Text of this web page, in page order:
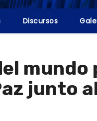
Discursos
mundo
junto